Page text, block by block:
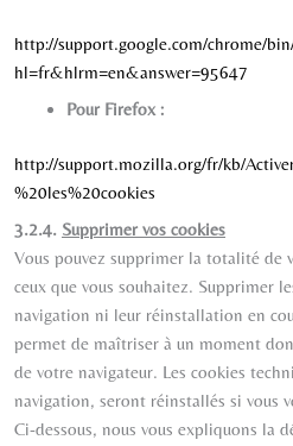
http://support.google.com/chrome/
hl=fr&hlrm=en&answer=95647
Pour Firefox :
http://support.mozilla.org/fr/kb/
%20les%20cookies
3.2.4. Supprimer vos cookies
Vous pouvez supprimer la totalité de
ceux que vous souhaitez. Supprimer
navigation ni leur réinstallation en
permet de maîtriser à un moment
de votre navigateur. Les cookies
navigation, seront réinstallés si vous
Ci-dessous, nous vous expliquons la